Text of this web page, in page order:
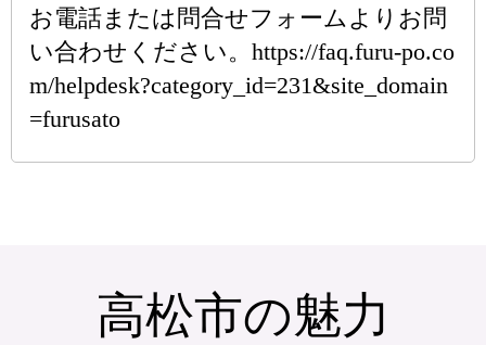
お電話または問合せフォームよりお問
い合わせください。https://faq.furu-po.co
m/helpdesk?category_id=231&site_domain
=furusato
高松市の魅力